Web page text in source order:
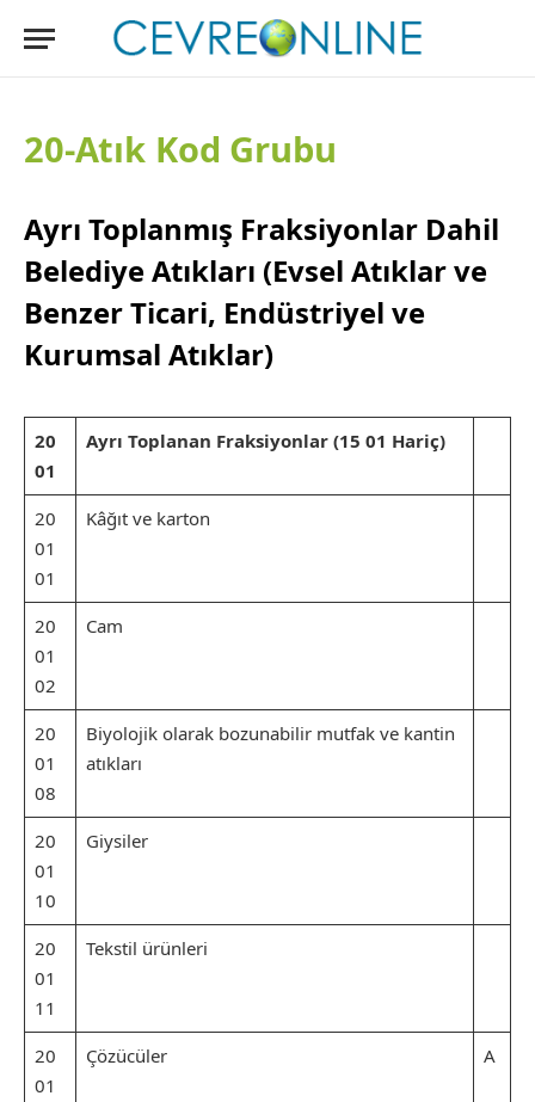
20-Atık Kod Grubu
Ayrı Toplanmış Fraksiyonlar Dahil
Belediye Atıkları (Evsel Atıklar ve
Benzer Ticari, Endüstriyel ve
Kurumsal Atıklar)
20
01
Ayrı Toplanan Fraksiyonlar (15 01 Hariç)
20
01
01
Kâğıt ve karton
20
01
02
Cam
20
01
08
Biyolojik olarak bozunabilir mutfak ve kantin
atıkları
20
01
10
Giysiler
20
01
11
Tekstil ürünleri
20
01
Çözücüler A